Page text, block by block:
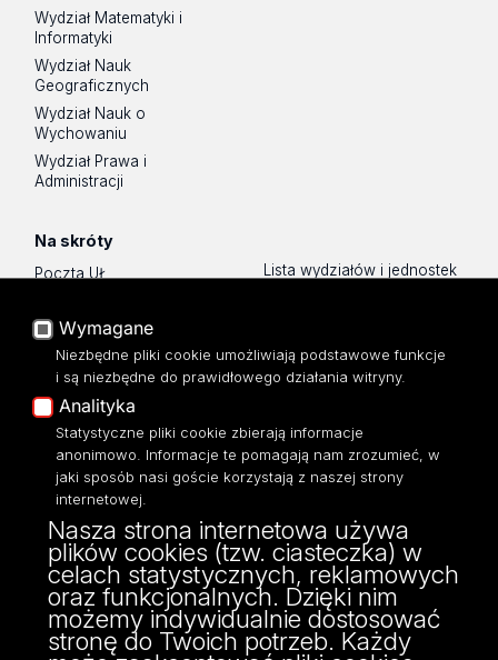
Wydział Matematyki i
Informatyki
Wydział Nauk
Geograficznych
Wydział Nauk o
Wychowaniu
Wydział Prawa i
Administracji
Na skróty
Poczta UŁ
Portal Pracowniczy
Baza Aktów Własnych
Platforma e-learningowa
Moodle
Eksperci UŁ
Polityka Prywatności
Dostępność
Lista wydziałów i jednostek
O Stronie
Dostępność
ul. Pilarskiego 14/16, 90-231 Łódź
NIP: 724 000 32 43
Wymagane
Niezbędne pliki cookie umożliwiają podstawowe funkcje
i są niezbędne do prawidłowego działania witryny.
Analityka
Statystyczne pliki cookie zbierają informacje
anonimowo. Informacje te pomagają nam zrozumieć, w
jaki sposób nasi goście korzystają z naszej strony
internetowej.
Nasza strona internetowa używa
plików cookies (tzw. ciasteczka) w
celach statystycznych, reklamowych
oraz funkcjonalnych. Dzięki nim
możemy indywidualnie dostosować
stronę do Twoich potrzeb. Każdy